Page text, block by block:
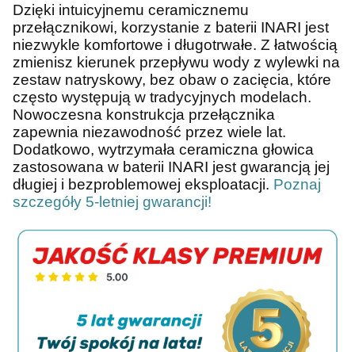
Dzięki intuicyjnemu ceramicznemu
przełącznikowi, korzystanie z baterii INARI jest
niezwykle komfortowe i długotrwałe. Z łatwością
zmienisz kierunek przepływu wody z wylewki na
zestaw natryskowy, bez obaw o zacięcia, które
często występują w tradycyjnych modelach.
Nowoczesna konstrukcja przełącznika
zapewnia niezawodność przez wiele lat.
Dodatkowo, wytrzymała ceramiczna głowica
zastosowana w baterii INARI jest gwarancją jej
długiej i bezproblemowej eksploatacji. Poznaj
szczegóły 5-letniej gwarancji!